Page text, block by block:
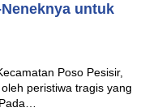
untuk
Poso Pesisir,
peristiwa tragis yang